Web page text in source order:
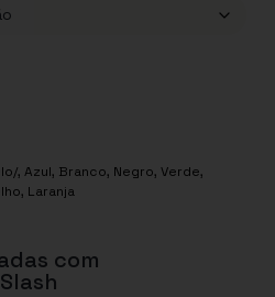
, Azul, Branco, Negro, Verde,
, Laranja
com